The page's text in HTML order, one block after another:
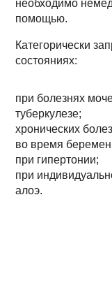
необходимо
помощью.
Категорически
состояниях:
при болезнях
туберкулезе;
хронических
во время
при гипертонии;
при
алоэ.